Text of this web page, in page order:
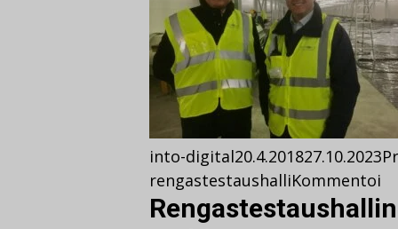
into-digital20.4.201827.10.2023
rengastestaushalliKommentoi